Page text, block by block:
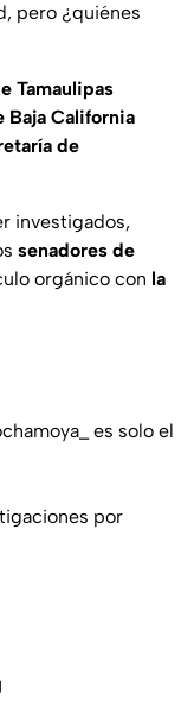
pero ¿quiénes
Tamaulipas
Baja California
de
investigados,
senadores de
orgánico con la
es solo el
por